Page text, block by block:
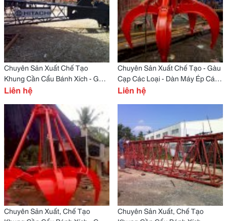
Chuyên Sản Xuất Chế Tạo
Khung Cần Cẩu Bánh Xích - Gàu
Cạp Các Loại - Dàn Máy Ép
Liên hệ
Chuyên Sản Xuất Chế Tạo - Gàu
Cạp Các Loại - Dàn Máy Ép Các
Loại
Liên hệ
Chuyên Sản Xuất, Chế Tạo
Chuyên Sản Xuất, Chế Tạo